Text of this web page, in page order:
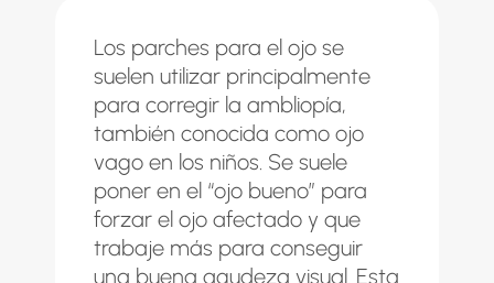
Los parches para el ojo se
suelen utilizar principalmente
para corregir la ambliopía,
también conocida como ojo
vago en los niños. Se suele
poner en el “ojo bueno” para
forzar el ojo afectado y que
trabaje más para conseguir
una buena agudeza visual. Esta